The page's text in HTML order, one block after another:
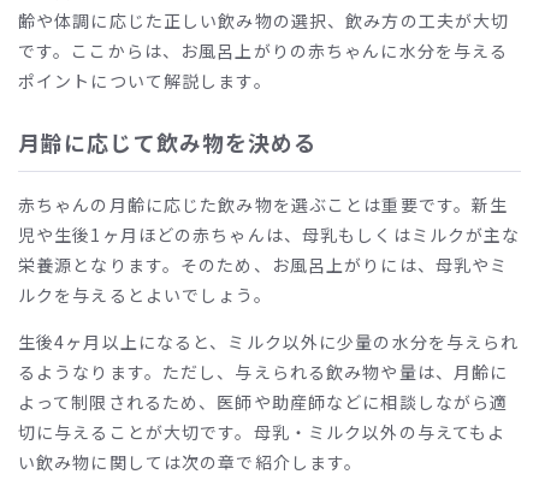
齢や体調に応じた正しい飲み物の選択、飲み方の工夫が大切
です。ここからは、お風呂上がりの赤ちゃんに水分を与える
ポイントについて解説します。
月齢に応じて飲み物を決める
赤ちゃんの月齢に応じた飲み物を選ぶことは重要です。新生
児や生後1ヶ月ほどの赤ちゃんは、母乳もしくはミルクが主な
栄養源となります。そのため、お風呂上がりには、母乳やミ
ルクを与えるとよいでしょう。
生後4ヶ月以上になると、ミルク以外に少量の水分を与えられ
るようなります。ただし、与えられる飲み物や量は、月齢に
よって制限されるため、医師や助産師などに相談しながら適
切に与えることが大切です。母乳・ミルク以外の与えてもよ
い飲み物に関しては次の章で紹介します。